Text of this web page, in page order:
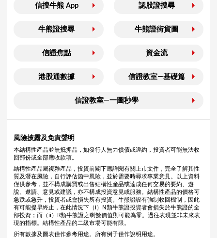
信搜牛熊 App 認股證搜尋
牛熊證搜尋 牛熊證街貨圖
信證焦點 資金流
港股通數據 信證教室—基礎篇
信證教室—一圖秒學
風險披露及免責聲明
本結構性產品並無抵押品，如發行人無力償債或違約，投資者可能無法收
回部份或全部應收款項。
結構性產品屬複雜產品，投資前閣下應詳閱有關上市文件，完全了解其性
質及潛在風險，自行評估箇中風險，並於需要時尋求專業意見。以上資料
僅供參考，並不構成購買或出售結構性産品或達成任何交易的要約、遊
說、邀請、意見或建議，亦不構成投資意見或服務。結構性產品的價格可
急跌或急升，投資者或會損失所有投資。牛熊證設有強制收回機制，因此
有可能提早終止，在此情況下（i）N類牛熊證投資者會損失於牛熊證的全
部投資；而（ii）R類牛熊證之剩餘價值則可能為零。過往表現並非未來表
現的指標。結構性產品的二級市場可能有限。
所有數據及圖表僅作參考用途。所有例子僅作說明用途。